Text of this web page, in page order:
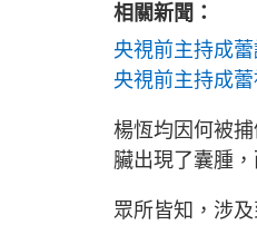
相關新聞：
央視前主持成
央視前主持成
楊恆均因何被
臟出現了囊腫
眾所皆知，涉